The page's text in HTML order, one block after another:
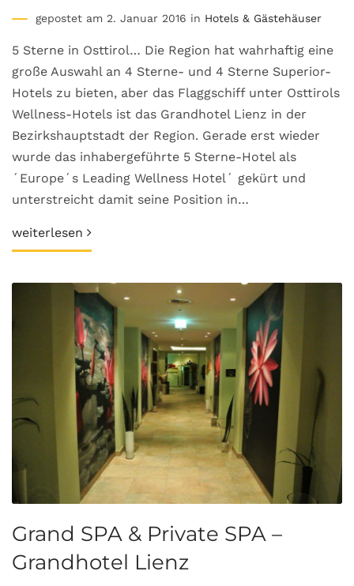
gepostet am 2. Januar 2016 in Hotels & Gästehäuser
5 Sterne in Osttirol… Die Region hat wahrhaftig eine
große Auswahl an 4 Sterne- und 4 Sterne Superior-
Hotels zu bieten, aber das Flaggschiff unter Osttirols
Wellness-Hotels ist das Grandhotel Lienz in der
Bezirkshauptstadt der Region. Gerade erst wieder
wurde das inhabergeführte 5 Sterne-Hotel als
´Europe´s Leading Wellness Hotel´ gekürt und
unterstreicht damit seine Position in…
weiterlesen
Grand SPA & Private SPA –
Grandhotel Lienz